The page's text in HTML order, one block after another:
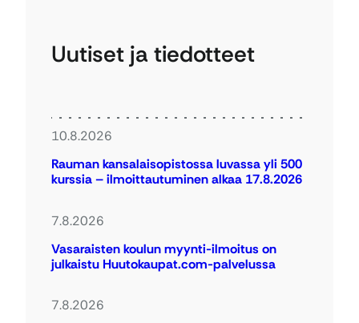
Uutiset ja tiedotteet
10.8.2026
Rauman kansalaisopistossa luvassa yli 500
kurssia – ilmoittautuminen alkaa 17.8.2026
7.8.2026
Vasaraisten koulun myynti-ilmoitus on
julkaistu Huutokaupat.com-palvelussa
7.8.2026